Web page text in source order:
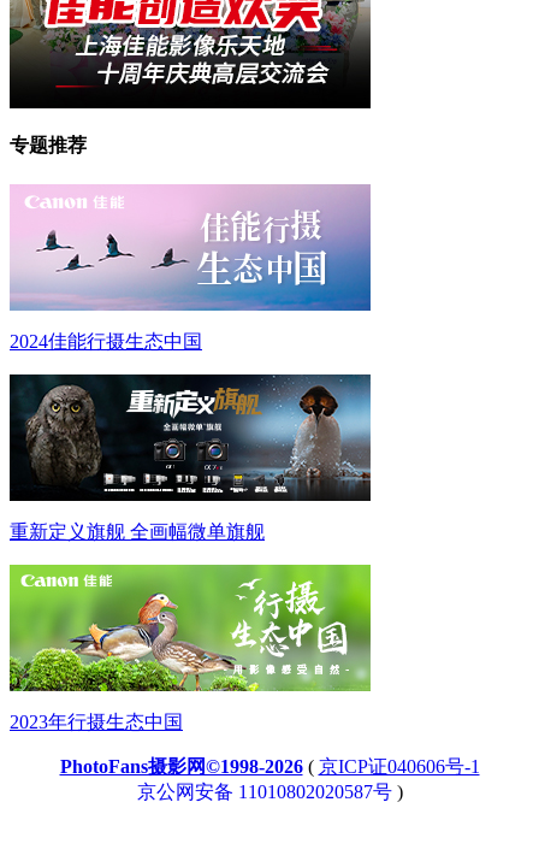
专题推荐
2024佳能行摄生态中国
重新定义旗舰 全画幅微单旗舰
2023年行摄生态中国
PhotoFans摄影网©1998-2026( 京ICP证040606号-1
京公网安备 11010802020587号)